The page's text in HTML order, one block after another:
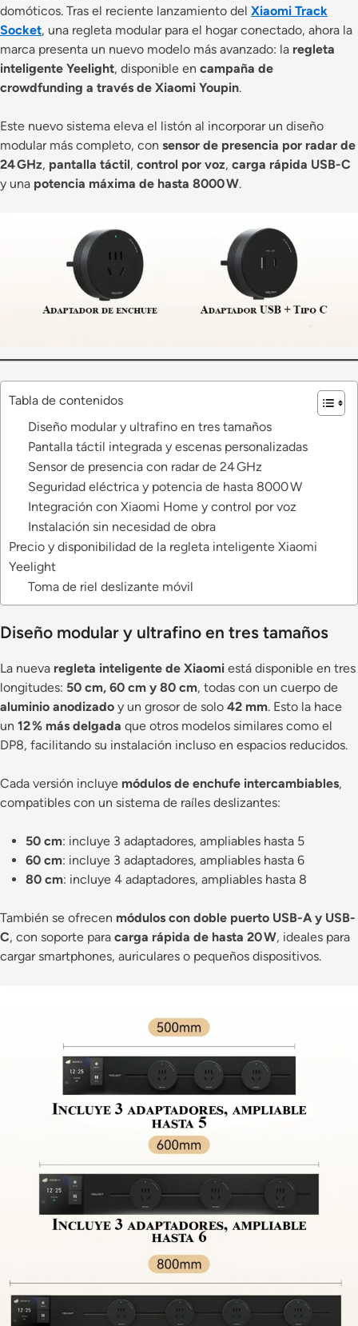
domóticos. Tras el reciente lanzamiento del Xiaomi Track
Socket, una regleta modular para el hogar conectado, ahora la
marca presenta un nuevo modelo más avanzado: la regleta
inteligente Yeelight, disponible en campaña de
crowdfunding a través de Xiaomi Youpin.
Este nuevo sistema eleva el listón al incorporar un diseño
modular más completo, con sensor de presencia por radar de
24 GHz, pantalla táctil, control por voz, carga rápida USB-C
y una potencia máxima de hasta 8000 W.
Tabla de contenidos
Diseño modular y ultrafino en tres tamaños
Pantalla táctil integrada y escenas personalizadas
Sensor de presencia con radar de 24 GHz
Seguridad eléctrica y potencia de hasta 8000 W
Integración con Xiaomi Home y control por voz
Instalación sin necesidad de obra
Precio y disponibilidad de la regleta inteligente Xiaomi
Yeelight
Toma de riel deslizante móvil
Diseño modular y ultrafino en tres tamaños
La nueva regleta inteligente de Xiaomi está disponible en tres
longitudes: 50 cm, 60 cm y 80 cm, todas con un cuerpo de
aluminio anodizado y un grosor de solo 42 mm. Esto la hace
un 12 % más delgada que otros modelos similares como el
DP8, facilitando su instalación incluso en espacios reducidos.
Cada versión incluye módulos de enchufe intercambiables,
compatibles con un sistema de raíles deslizantes:
50 cm: incluye 3 adaptadores, ampliables hasta 5
60 cm: incluye 3 adaptadores, ampliables hasta 6
80 cm: incluye 4 adaptadores, ampliables hasta 8
También se ofrecen módulos con doble puerto USB-A y USB-
C, con soporte para carga rápida de hasta 20 W, ideales para
cargar smartphones, auriculares o pequeños dispositivos.